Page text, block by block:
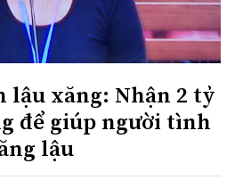
lậu xăng: Nhận 2 tỷ
để giúp người tình
lậu